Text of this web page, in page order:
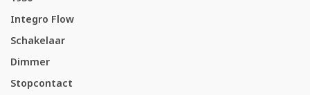
Integro Flow
Schakelaar
Dimmer
Stopcontact